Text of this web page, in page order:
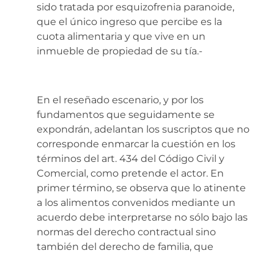
sido tratada por esquizofrenia paranoide,
que el único ingreso que percibe es la
cuota alimentaria y que vive en un
inmueble de propiedad de su tía.-
En el reseñado escenario, y por los
fundamentos que seguidamente se
expondrán, adelantan los suscriptos que no
corresponde enmarcar la cuestión en los
términos del art. 434 del Código Civil y
Comercial, como pretende el actor. En
primer término, se observa que lo atinente
a los alimentos convenidos mediante un
acuerdo debe interpretarse no sólo bajo las
normas del derecho contractual sino
también del derecho de familia, que